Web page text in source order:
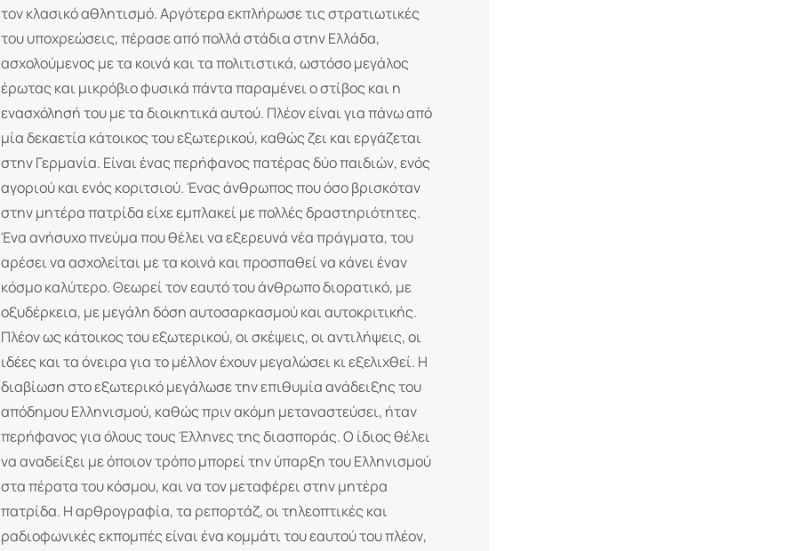
τον κλασικό αθλητισμό. Αργότερα εκπλήρωσε τις στρατιωτικές
του υποχρεώσεις, πέρασε από πολλά στάδια στην Ελλάδα,
ασχολούμενος με τα κοινά και τα πολιτιστικά, ωστόσο μεγάλος
έρωτας και μικρόβιο φυσικά πάντα παραμένει ο στίβος και η
ενασχόλησή του με τα διοικητικά αυτού. Πλέον είναι για πάνω από
μία δεκαετία κάτοικος του εξωτερικού, καθώς ζει και εργάζεται
στην Γερμανία. Είναι ένας περήφανος πατέρας δύο παιδιών, ενός
αγοριού και ενός κοριτσιού. Ένας άνθρωπος που όσο βρισκόταν
στην μητέρα πατρίδα είχε εμπλακεί με πολλές δραστηριότητες.
Ένα ανήσυχο πνεύμα που θέλει να εξερευνά νέα πράγματα, του
αρέσει να ασχολείται με τα κοινά και προσπαθεί να κάνει έναν
κόσμο καλύτερο. Θεωρεί τον εαυτό του άνθρωπο διορατικό, με
οξυδέρκεια, με μεγάλη δόση αυτοσαρκασμού και αυτοκριτικής.
Πλέον ως κάτοικος του εξωτερικού, οι σκέψεις, οι αντιλήψεις, οι
ιδέες και τα όνειρα για το μέλλον έχουν μεγαλώσει κι εξελιχθεί. Η
διαβίωση στο εξωτερικό μεγάλωσε την επιθυμία ανάδειξης του
απόδημου Ελληνισμού, καθώς πριν ακόμη μεταναστεύσει, ήταν
περήφανος για όλους τους Έλληνες της διασποράς. Ο ίδιος θέλει
να αναδείξει με όποιον τρόπο μπορεί την ύπαρξη του Ελληνισμού
στα πέρατα του κόσμου, και να τον μεταφέρει στην μητέρα
πατρίδα. Η αρθρογραφία, τα ρεπορτάζ, οι τηλεοπτικές και
ραδιοφωνικές εκπομπές είναι ένα κομμάτι του εαυτού του πλέον,